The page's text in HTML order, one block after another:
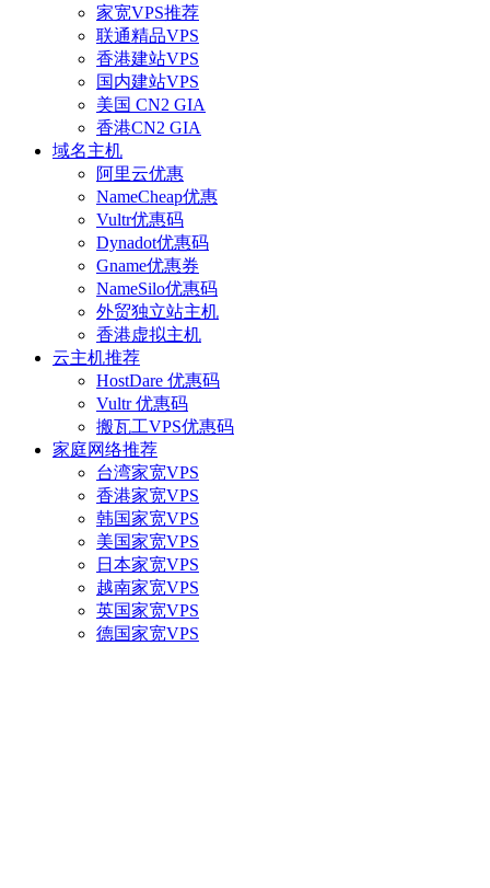
家宽VPS推荐
联通精品VPS
香港建站VPS
国内建站VPS
美国 CN2 GIA
香港CN2 GIA
域名主机
阿里云优惠
NameCheap优惠
Vultr优惠码
Dynadot优惠码
Gname优惠券
NameSilo优惠码
外贸独立站主机
香港虚拟主机
云主机推荐
HostDare 优惠码
Vultr 优惠码
搬瓦工VPS优惠码
家庭网络推荐
台湾家宽VPS
香港家宽VPS
韩国家宽VPS
美国家宽VPS
日本家宽VPS
越南家宽VPS
英国家宽VPS
德国家宽VPS